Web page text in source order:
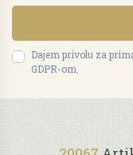
Dajem privolu za
GDPR-om.